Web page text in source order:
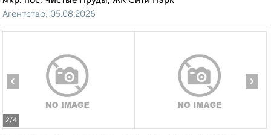
Агентство, 05.08.2026
2/4
‹ ›